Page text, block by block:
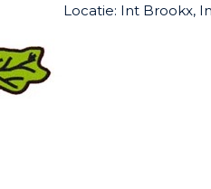
Locatie: Int Brookx,